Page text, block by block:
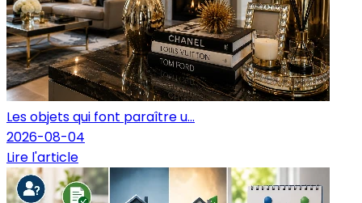
Les objets qui font paraître u...
2026-08-04
Lire l'article